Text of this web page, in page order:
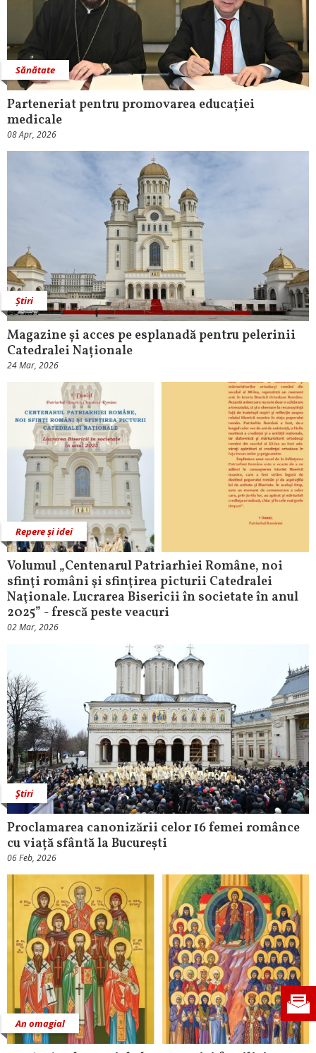
Sănătate
Parteneriat pentru promovarea educației
medicale
08 Apr, 2026
Știri
Magazine și acces pe esplanadă pentru pelerinii
Catedralei Naționale
24 Mar, 2026
Repere și idei
Volumul „Centenarul Patriarhiei Române, noi
sfinţi români şi sfinţirea picturii Catedralei
Naţionale. Lucrarea Bisericii în societate în anul
2025” - frescă peste veacuri
02 Mar, 2026
Știri
Proclamarea canonizării celor 16 femei românce
cu viață sfântă la București
06 Feb, 2026
An omagial